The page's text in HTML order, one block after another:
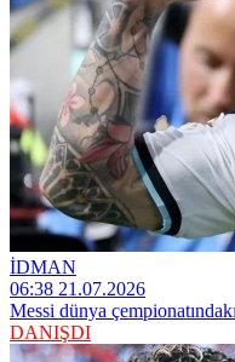
İDMAN
06:38 21.07.2026
Messi dünya
DANIŞDI